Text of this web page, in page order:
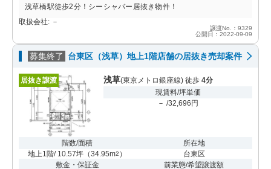
浅草橋駅徒歩2分！シーシャバー居抜き物件！
取扱会社: －
譲渡No.：9329
公開日：2022-09-09
募集終了 台東区（浅草）地上1階店舗の居抜き売却案件
居抜き譲渡 浅草(東京メトロ銀座線) 徒歩 4分
現賃料/坪単価
－ /32,696円
階数/面積
地上1階/ 10.57坪 （34.95m2 ）
所在地
台東区
敷金・保証金
前業態/希望譲渡額